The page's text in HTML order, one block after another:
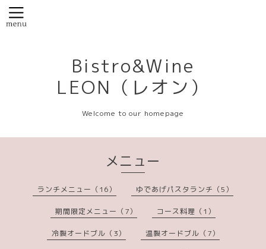
Bistro&Wine
LEON（レオン）
Welcome to our homepage
メニュー
ランチメニュー（16） ゆであげパスタランチ（5）
期間限定メニュー（7） コース料理（1）
冷製オードブル（3） 温製オードブル（7）